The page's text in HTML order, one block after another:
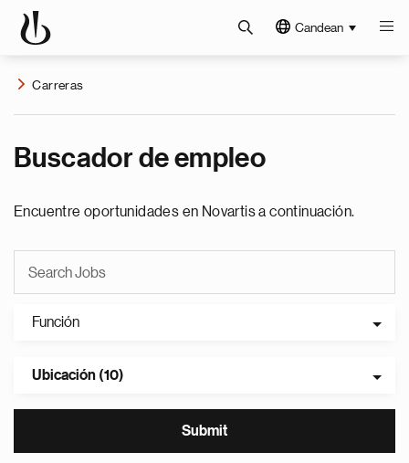
Candean
Carreras
Buscador de empleo
Encuentre oportunidades en Novartis a continuación.
Función
Ubicación (10)